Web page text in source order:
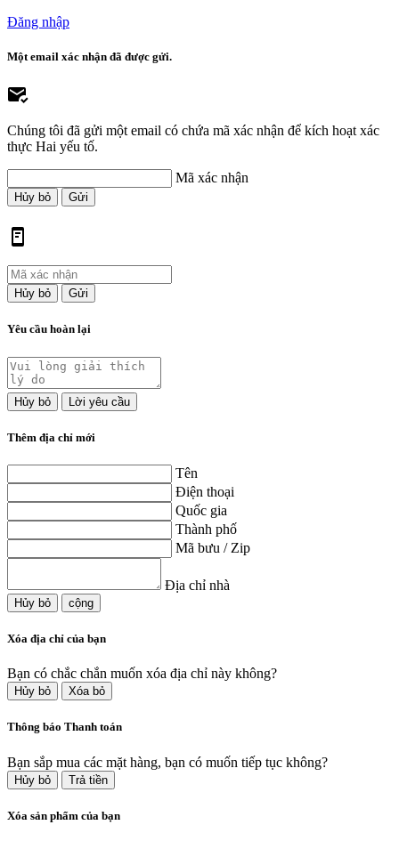
Đăng nhập
Một email xác nhận đã được gửi.
Chúng tôi đã gửi một email có chứa mã xác nhận để kích hoạt xác
thực Hai yếu tố.
Mã xác nhận
Hủy bỏ Gửi
Hủy bỏ Gửi
Yêu cầu hoàn lại
Hủy bỏ Lời yêu cầu
Thêm địa chỉ mới
Tên
Điện thoại
Quốc gia
Thành phố
Mã bưu / Zip
Địa chỉ nhà
Hủy bỏ cộng
Xóa địa chỉ của bạn
Bạn có chắc chắn muốn xóa địa chỉ này không?
Hủy bỏ Xóa bỏ
Thông báo Thanh toán
Bạn sắp mua các mặt hàng, bạn có muốn tiếp tục không?
Hủy bỏ Trả tiền
Xóa sản phẩm của bạn